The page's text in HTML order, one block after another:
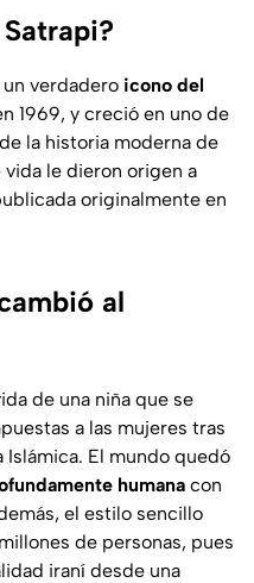
verdadero icono del
1969, y creció en uno de
la historia moderna de
le dieron origen a
originalmente en
al
de una niña que se
a las mujeres tras
Islámica. El mundo quedó
humana con
el estilo sencillo
de personas, pues
iraní desde una